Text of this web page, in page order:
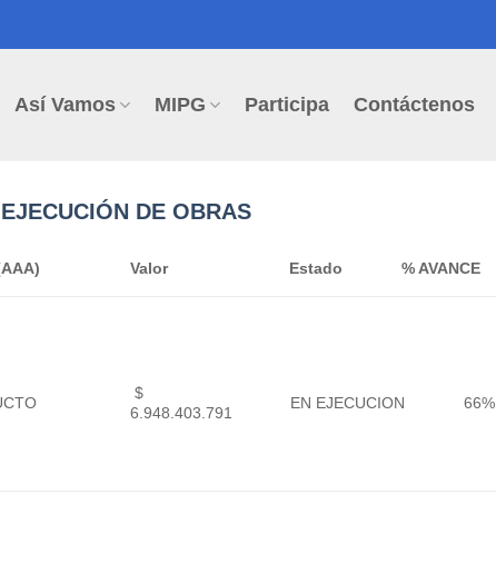
Así Vamos MIPG Participa Contáctenos
DE OBRAS
Valor Estado % AVANCE
$
6.948.403.791
EN EJECUCION 66%